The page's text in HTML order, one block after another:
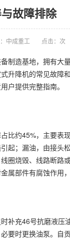
故障排除
中成重工 点击： 次
制造基地，拥有大
升降机的常见故障
户提供完整指南。
比约45%，主要表
起；漏油，由接头
圈烧毁、线路断路
部件有腐蚀作用
补充46号抗磨液压
要时更换油泵。自